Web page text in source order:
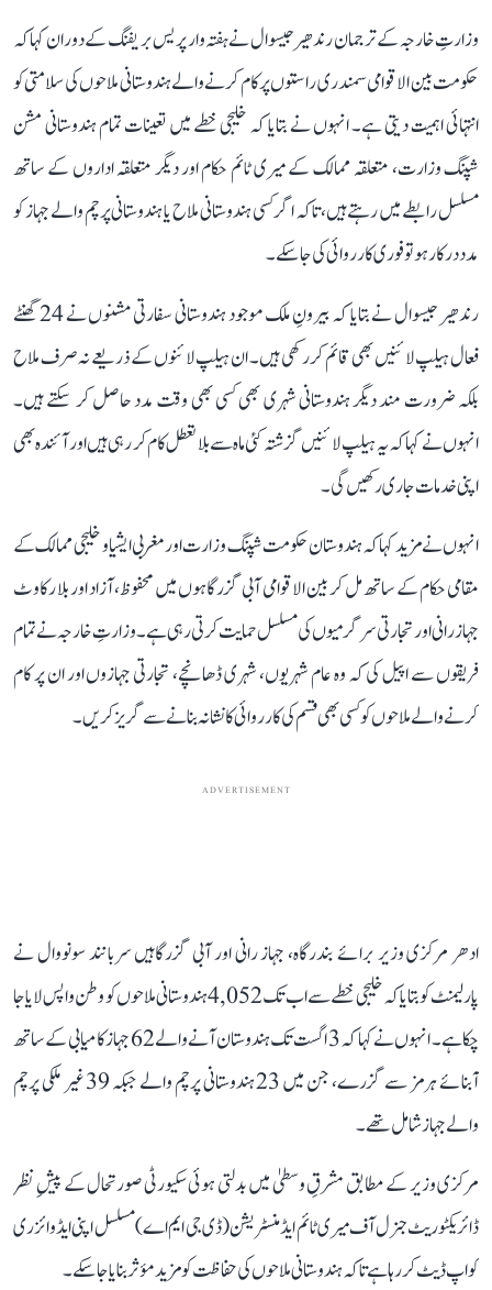
وزارتِ خارجہ کے ترجمان رندھیر جیسوال نے ہفتہ وار پریس بریفنگ کے دوران کہا کہ
حکومت بین الاقوامی سمندری راستوں پر کام کرنے والے ہندوستانی ملاحوں کی سلامتی کو
انتہائی اہمیت دیتی ہے۔ انہوں نے بتایا کہ خلیجی خطے میں تعینات تمام ہندوستانی مشن
شپنگ وزارت، متعلقہ ممالک کے میری ٹائم حکام اور دیگر متعلقہ اداروں کے ساتھ
مسلسل رابطے میں رہتے ہیں، تاکہ اگر کسی ہندوستانی ملاح یا ہندوستانی پرچم والے جہاز کو
مدد درکار ہو تو فوری کارروائی کی جا سکے۔
رندھیر جیسوال نے بتایا کہ بیرونِ ملک موجود ہندوستانی سفارتی مشنوں نے 24 گھنٹے
فعال ہیلپ لائنیں بھی قائم کر رکھی ہیں۔ ان ہیلپ لائنوں کے ذریعے نہ صرف ملاح
بلکہ ضرورت مند دیگر ہندوستانی شہری بھی کسی بھی وقت مدد حاصل کر سکتے ہیں۔
انہوں نے کہا کہ یہ ہیلپ لائنیں گزشتہ کئی ماہ سے بلا تعطل کام کر رہی ہیں اور آئندہ بھی
اپنی خدمات جاری رکھیں گی۔
انہوں نے مزید کہا کہ ہندوستان حکومت شپنگ وزارت اور مغربی ایشیا و خلیجی ممالک کے
مقامی حکام کے ساتھ مل کر بین الاقوامی آبی گزرگاہوں میں محفوظ، آزاد اور بلا رکاوٹ
جہاز رانی اور تجارتی سرگرمیوں کی مسلسل حمایت کرتی رہی ہے۔ وزارتِ خارجہ نے تمام
فریقوں سے اپیل کی کہ وہ عام شہریوں، شہری ڈھانچے، تجارتی جہازوں اور ان پر کام
کرنے والے ملاحوں کو کسی بھی قسم کی کارروائی کا نشانہ بنانے سے گریز کریں۔
ADVERTISEMENT
ادھر مرکزی وزیر برائے بندرگاہ، جہاز رانی اور آبی گزرگاہیں سربانند سونووال نے
پارلیمنٹ کو بتایا کہ خلیجی خطے سے اب تک 4,052 ہندوستانی ملاحوں کو وطن واپس لایا جا
چکا ہے۔ انہوں نے کہا کہ 3 اگست تک ہندوستان آنے والے 62 جہاز کامیابی کے ساتھ
آبنائے ہرمز سے گزرے، جن میں 23 ہندوستانی پرچم والے جبکہ 39 غیر ملکی پرچم
والے جہاز شامل تھے۔
مرکزی وزیر کے مطابق مشرقِ وسطیٰ میں بدلتی ہوئی سکیورٹی صورتحال کے پیشِ نظر
ڈائریکٹوریٹ جنرل آف میری ٹائم ایڈمنسٹریشن (ڈی جی ایم اے) مسلسل اپنی ایڈوائزری
کو اپ ڈیٹ کر رہا ہے تاکہ ہندوستانی ملاحوں کی حفاظت کو مزید مؤثر بنایا جا سکے۔